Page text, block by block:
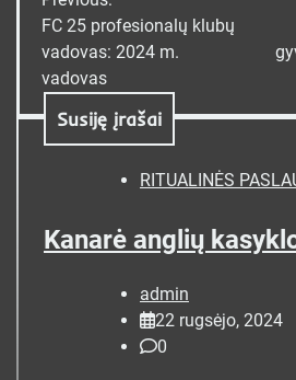
tarp
įrašų
FC 25 profesionalų klubų
vadovas: 2024 m.
vadovas
Susiję įrašai
RITUALINĖS
Kanarė anglių
admin
22 rugsėjo, 2024
0